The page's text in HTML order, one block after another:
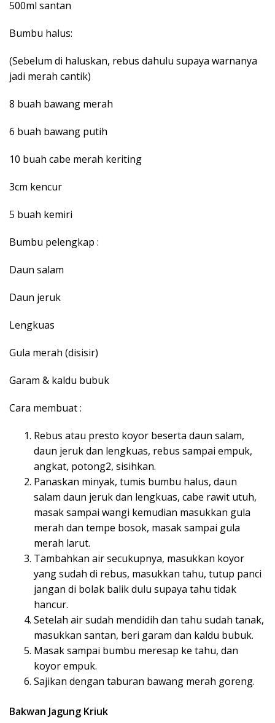
500ml santan
Bumbu halus:
(Sebelum di haluskan, rebus dahulu supaya warnanya
jadi merah cantik)
8 buah bawang merah
6 buah bawang putih
10 buah cabe merah keriting
3cm kencur
5 buah kemiri
Bumbu pelengkap :
Daun salam
Daun jeruk
Lengkuas
Gula merah (disisir)
Garam & kaldu bubuk
Cara membuat :
Rebus atau presto koyor beserta daun salam,
daun jeruk dan lengkuas, rebus sampai empuk,
angkat, potong2, sisihkan.
Panaskan minyak, tumis bumbu halus, daun
salam daun jeruk dan lengkuas, cabe rawit utuh,
masak sampai wangi kemudian masukkan gula
merah dan tempe bosok, masak sampai gula
merah larut.
Tambahkan air secukupnya, masukkan koyor
yang sudah di rebus, masukkan tahu, tutup panci
jangan di bolak balik dulu supaya tahu tidak
hancur.
Setelah air sudah mendidih dan tahu sudah tanak,
masukkan santan, beri garam dan kaldu bubuk.
Masak sampai bumbu meresap ke tahu, dan
koyor empuk.
Sajikan dengan taburan bawang merah goreng.
Bakwan Jagung Kriuk